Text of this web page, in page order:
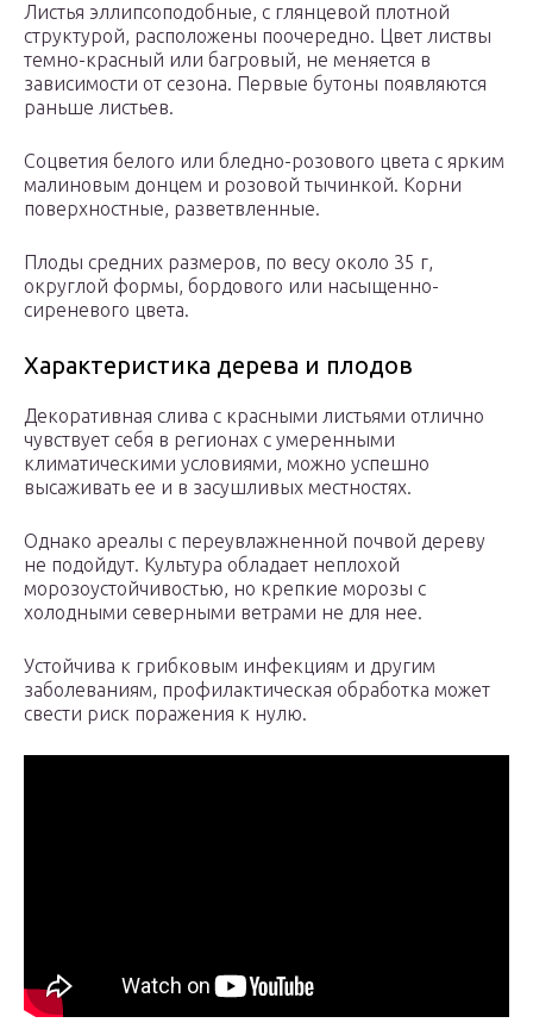
Листья эллипсоподобные, с глянцевой плотной
структурой, расположены поочередно. Цвет листвы
темно-красный или багровый, не меняется в
зависимости от сезона. Первые бутоны появляются
раньше листьев.
Соцветия белого или бледно-розового цвета с ярким
малиновым донцем и розовой тычинкой. Корни
поверхностные, разветвленные.
Плоды средних размеров, по весу около 35 г,
округлой формы, бордового или насыщенно-
сиреневого цвета.
Характеристика дерева и плодов
Декоративная слива с красными листьями отлично
чувствует себя в регионах с умеренными
климатическими условиями, можно успешно
высаживать ее и в засушливых местностях.
Однако ареалы с переувлажненной почвой дереву
не подойдут. Культура обладает неплохой
морозоустойчивостью, но крепкие морозы с
холодными северными ветрами не для нее.
Устойчива к грибковым инфекциям и другим
заболеваниям, профилактическая обработка может
свести риск поражения к нулю.